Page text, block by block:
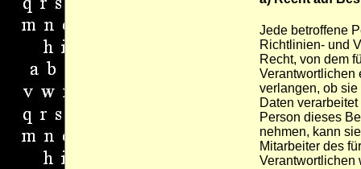
Jede betroffene
Richtlinien- und
Recht, von dem
Verantwortlichen
verlangen, ob
Daten
Person dieses
nehmen, kann
Mitarbeiter des
Verantwortlichen